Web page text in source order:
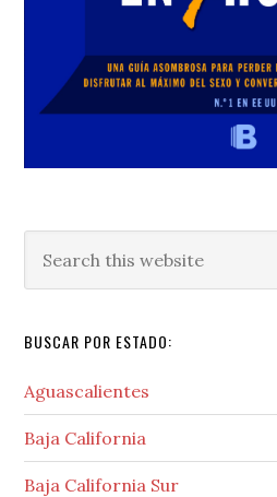
this
BUSCAR POR ESTADO:
Aguascalientes
Baja California
Baja California Sur